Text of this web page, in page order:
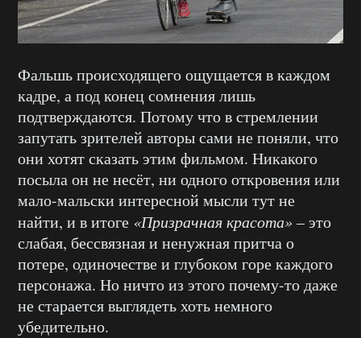
Фальшь происходящего ощущается в каждом
кадре, а под конец сомнения лишь
подтверждаются. Потому что в стремлении
запутать зрителей авторы сами не поняли, что
они хотят сказать этим фильмом. Никакого
посыла он не несёт, ни одного откровения или
мало-мальски интересной мысли тут не
найти, и в итоге «Призрачная красота»– это
слабая, бессвязная и ненужная притча о
потере, одиночестве и глубоком горе каждого
персонажа. Но ничто из этого почему-то даже
не старается выглядеть хоть немного
убедительно.